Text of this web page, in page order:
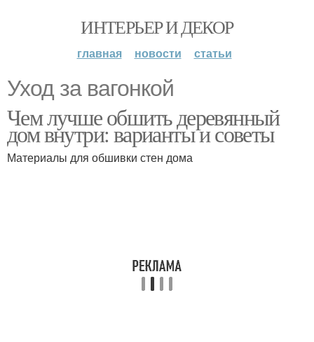
ИНТЕРЬЕР И ДЕКОР
главная новости статьи
Уход за вагонкой
Чем лучше обшить деревянный
дом внутри: варианты и советы
Материалы для обшивки стен дома